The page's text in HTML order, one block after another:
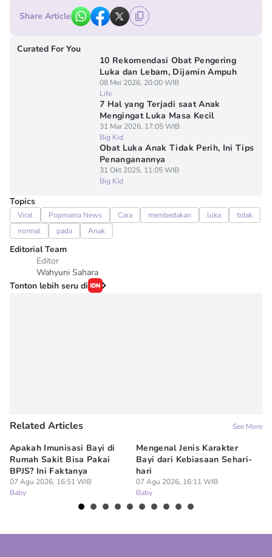
Share Article
Curated For You
10 Rekomendasi Obat Pengering
Luka dan Lebam, Dijamin Ampuh
08 Mei 2026, 20:00 WIB
Life
7 Hal yang Terjadi saat Anak
Mengingat Luka Masa Kecil
31 Mar 2026, 17:05 WIB
Big Kid
Obat Luka Anak Tidak Perih, Ini Tips
Penanganannya
31 Okt 2025, 11:05 WIB
Big Kid
Topics
Viral Popmama News Cara membedakan luka
tidak
normal
pada Anak
Editorial Team
Editor
Wahyuni Sahara
Tonton lebih seru di
Related Articles See More
Apakah Imunisasi Bayi di
Rumah Sakit Bisa Pakai
BPJS? Ini Faktanya
07 Agu 2026, 16:51 WIB
Baby
Mengenal Jenis Karakter
Bayi dari Kebiasaan Sehari-
hari
07 Agu 2026, 16:11 WIB
Baby